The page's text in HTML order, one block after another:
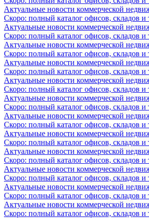
Актуальные новости коммерческой
Скоро: полный каталог офисов, складов
Актуальные новости коммерческой
Скоро: полный каталог офисов, складов
Актуальные новости коммерческой
Скоро: полный каталог офисов, складов
Актуальные новости коммерческой
Скоро: полный каталог офисов, складов
Актуальные новости коммерческой
Скоро: полный каталог офисов, складов
Актуальные новости коммерческой
Скоро: полный каталог офисов, складов
Актуальные новости коммерческой
Скоро: полный каталог офисов, складов
Актуальные новости коммерческой
Скоро: полный каталог офисов, складов
Актуальные новости коммерческой
Скоро: полный каталог офисов, складов
Актуальные новости коммерческой
Скоро: полный каталог офисов, складов
Актуальные новости коммерческой
Скоро: полный каталог офисов, складов
Актуальные новости коммерческой
Скоро: полный каталог офисов, складов